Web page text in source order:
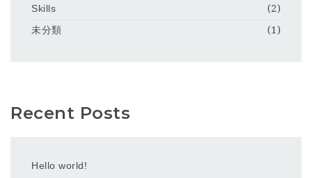
Skills
(2)
未分類
(1)
Recent Posts
Hello world!